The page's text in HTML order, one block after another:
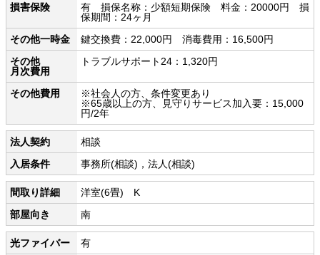
損害保険
有 損保名称：少額短期保険 料金：20000円 損
保期間：24ヶ月
その他一時金
鍵交換費：22,000円 消毒費用：16,500円
その他
月次費用
トラブルサポート24：1,320円
その他費用
※社会人の方、条件変更あり
※65歳以上の方、見守りサービス加入要：15,000
円/2年
法人契約
相談
入居条件
事務所(相談)，法人(相談)
間取り詳細
洋室(6畳) K
部屋向き
南
光ファイバー
有